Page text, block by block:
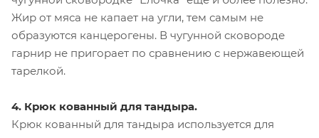
Жир от мяса не капает на угли, тем самым не
образуются канцерогены. В чугунной сковороде
гарнир не пригорает по сравнению с нержавеющей
тарелкой.
4. Крюк кованный для тандыра.
Крюк кованный для тандыра используется для